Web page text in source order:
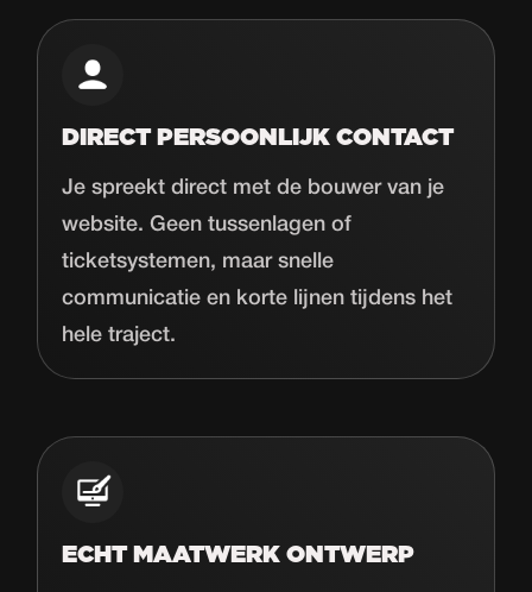
DIRECT PERSOONLIJK CONTACT
Je spreekt direct met de bouwer van je
website. Geen tussenlagen of
ticketsystemen, maar snelle
communicatie en korte lijnen tijdens het
hele traject.
ECHT MAATWERK ONTWERP